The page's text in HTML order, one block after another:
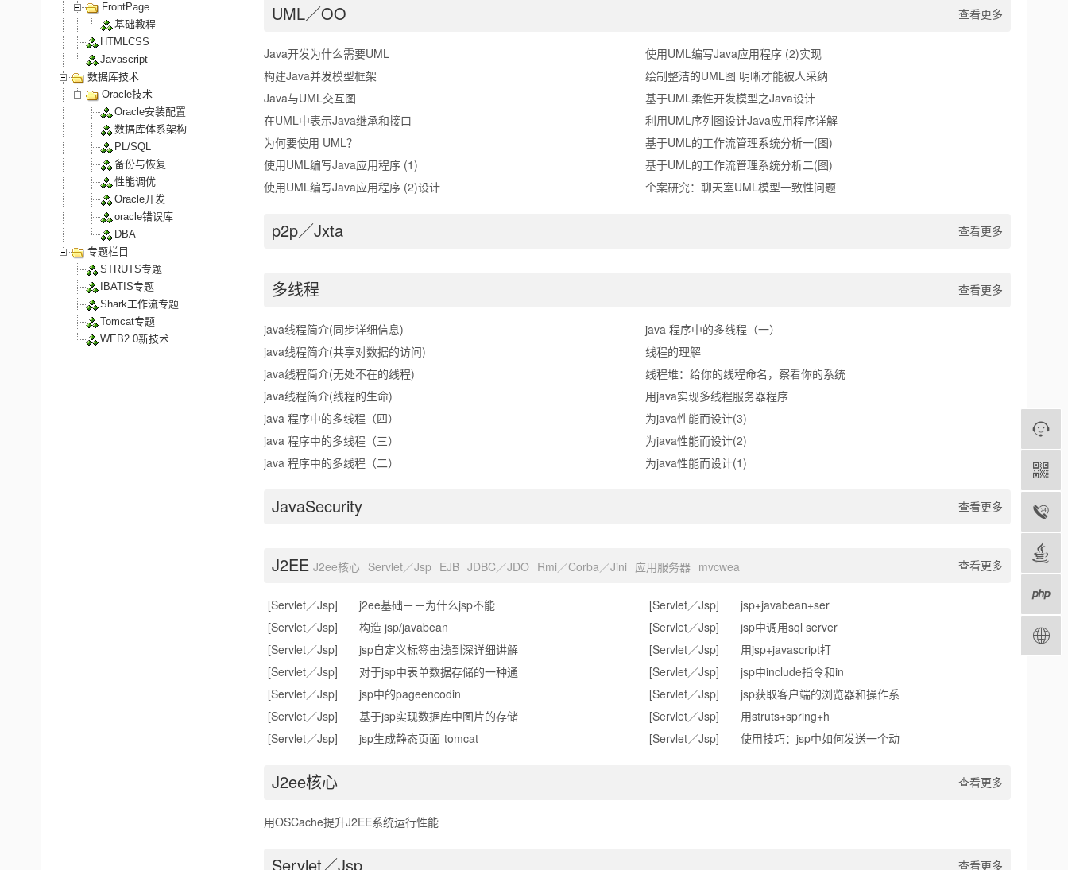
FrontPage
基础教程
HTMLCSS
Javascript
数据库技术
Oracle技术
Oracle安装配置
数据库体系架构
PL/SQL
备份与恢复
性能调优
Oracle开发
oracle错误库
DBA
专题栏目
STRUTS专题
IBATIS专题
Shark工作流专题
Tomcat专题
WEB2.0新技术
UML／OO 查看更多
Java开发为什么需要UML
构建Java并发模型框架
Java与UML交互图
在UML中表示Java继承和接口
为何要使用 UML？
使用UML编写Java应用程序 (1)
使用UML编写Java应用程序 (2)设计
使用UML编写Java应用程序 (2)实现
绘制整洁的UML图 明晰才能被人采纳
基于UML柔性开发模型之Java设计
利用UML序列图设计Java应用程序详解
基于UML的工作流管理系统分析一(图)
基于UML的工作流管理系统分析二(图)
个案研究：聊天室UML模型一致性问题
p2p／Jxta 查看更多
多线程 查看更多
java线程简介(同步详细信息)
java线程简介(共享对数据的访问)
java线程简介(无处不在的线程)
java线程简介(线程的生命)
java 程序中的多线程（四）
java 程序中的多线程（三）
java 程序中的多线程（二）
java 程序中的多线程（一）
线程的理解
线程堆：给你的线程命名，察看你的系统
用java实现多线程服务器程序
为java性能而设计(3)
为java性能而设计(2)
为java性能而设计(1)
JavaSecurity 查看更多
J2EE J2ee核心 Servlet／Jsp EJB JDBC／JDO Rmi／Corba／Jini 应用服务器 mvcwea 查看更多
[Servlet／Jsp]
j2ee基础－－为什么jsp不能
[Servlet／Jsp]
构造 jsp/javabean
[Servlet／Jsp]
jsp自定义标签由浅到深详细讲解
[Servlet／Jsp]
对于jsp中表单数据存储的一种通
[Servlet／Jsp]
jsp中的pageencodin
[Servlet／Jsp]
基于jsp实现数据库中图片的存储
[Servlet／Jsp]
jsp生成静态页面-tomcat
[Servlet／Jsp]
jsp+javabean+ser
[Servlet／Jsp]
jsp中调用sql server
[Servlet／Jsp]
用jsp+javascript打
[Servlet／Jsp]
jsp中include指令和in
[Servlet／Jsp]
jsp获取客户端的浏览器和操作系
[Servlet／Jsp]
用struts+spring+h
[Servlet／Jsp]
使用技巧：jsp中如何发送一个动
J2ee核心 查看更多
用OSCache提升J2EE系统运行性能
Servlet／Jsp 查看更多